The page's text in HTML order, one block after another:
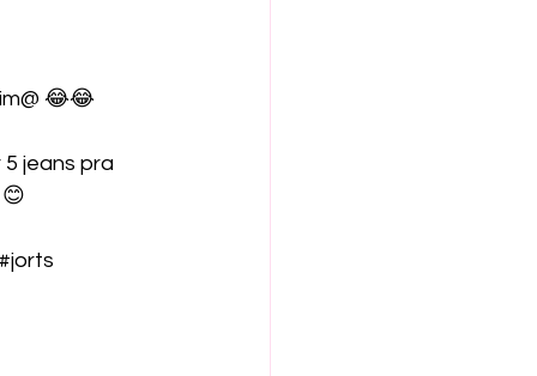
😂😂
jeans pra
#jorts